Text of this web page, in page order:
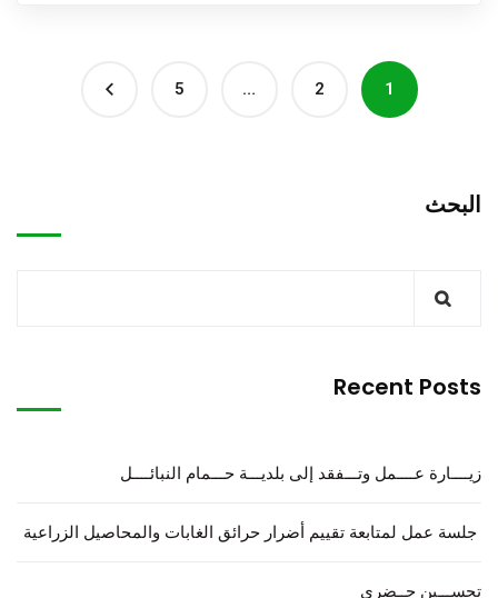
1
2
…
5
البحث
Recent Posts
زيــــارة عــــمل وتـــفقد إلى بلديـــة حـــمام النبائــــل
جلسة عمل لمتابعة تقييم أضرار حرائق الغابات والمحاصيل الزراعية
تحســـين حــضري